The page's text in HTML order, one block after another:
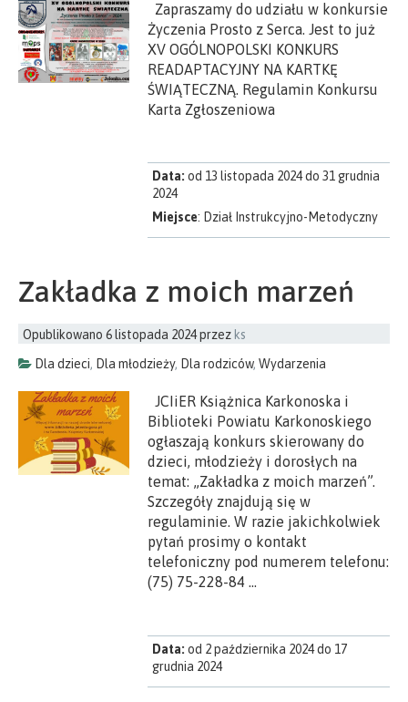
Zapraszamy do udziału w konkursie
Życzenia Prosto z Serca. Jest to już
XV OGÓLNOPOLSKI KONKURS
READAPTACYJNY NA KARTKĘ
ŚWIĄTECZNĄ. Regulamin Konkursu
Karta Zgłoszeniowa
Data:od 13 listopada 2024 do 31 grudnia
2024
Miejsce: Dział Instrukcyjno-Metodyczny
Zakładka z moich marzeń
Opublikowano 6 listopada 2024przez ks
Dla dzieci, Dla młodzieży, Dla rodziców, Wydarzenia
JCIiER Książnica Karkonoska i
Biblioteki Powiatu Karkonoskiego
ogłaszają konkurs skierowany do
dzieci, młodzieży i dorosłych na
temat: „Zakładka z moich marzeń”.
Szczegóły znajdują się w
regulaminie. W razie jakichkolwiek
pytań prosimy o kontakt
telefoniczny pod numerem telefonu:
(75) 75-228-84 …
Data:od 2 października 2024 do 17
grudnia 2024